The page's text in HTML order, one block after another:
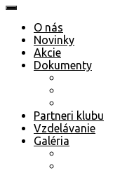
O nás
Novinky
Akcie
Dokumenty
Partneri klubu
Vzdelávanie
Galéria